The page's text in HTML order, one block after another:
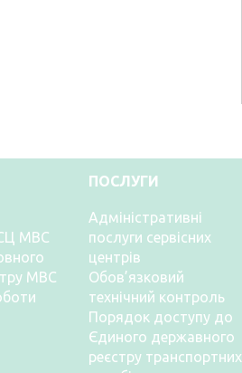
МВС
МВС
ПОСЛУГИ
Адміністративні
послуги сервісних
центрів
Обов’язковий
технічний контроль
Порядок доступу до
Єдиного державного
реєстру транспортних